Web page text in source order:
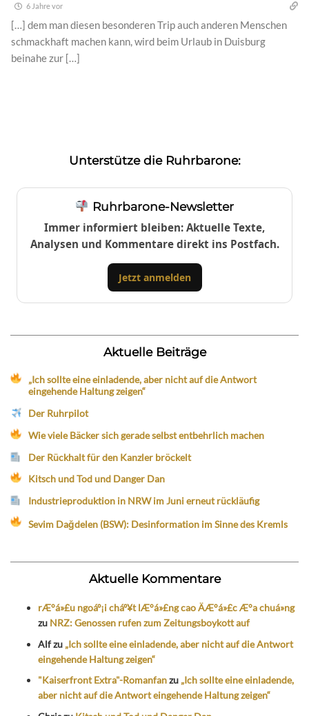
6 Jahre vor
[…] dem man diesen besonderen Trip auch anderen Menschen
schmackhaft machen kann, wird beim Urlaub in Duisburg
beinahe zur […]
Unterstütze die Ruhrbarone:
Ruhrbarone-Newsletter
Immer informiert bleiben: Aktuelle Texte,
Analysen und Kommentare direkt ins Postfach.
Jetzt anmelden
Aktuelle Beiträge
„Ich sollte eine einladende, aber nicht auf die Antwort
eingehende Haltung zeigen“
Der Ruhrpilot
Wie viele Bäcker sich gerade selbst entbehrlich machen
Der Rückhalt für den Kanzler bröckelt
Kitsch und Tod und Danger Dan
Industrieproduktion in NRW im Juni erneut rückläufig
Sevim Dağdelen (BSW): Desinformation im Sinne des Kremls
Aktuelle Kommentare
rÆ°á»£u ngoáº¡i cháº¥t lÆ°á»£ng cao ÄÆ°á»£c Æ°a chuá»ng
zu NRZ: Genossen rufen zum Zeitungsboykott auf
Alfzu „Ich sollte eine einladende, aber nicht auf die Antwort
eingehende Haltung zeigen“
"Kaiserfront Extra"-Romanfanzu „Ich sollte eine einladende,
aber nicht auf die Antwort eingehende Haltung zeigen“